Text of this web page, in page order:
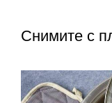
Снимите с